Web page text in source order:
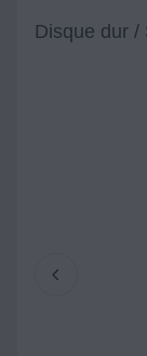
Disque dur /